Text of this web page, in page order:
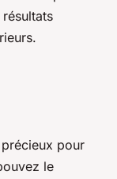
pour
le